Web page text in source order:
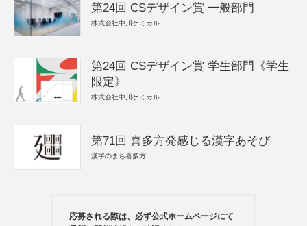
第24回 CSデザイン賞 一般部門
株式会社中川ケミカル
第24回 CSデザイン賞 学生部門《学生
限定》
株式会社中川ケミカル
第71回 喜多方発感じる漢字あそび
漢字のまち喜多方
応募される際は、必ず公式ホームページにて